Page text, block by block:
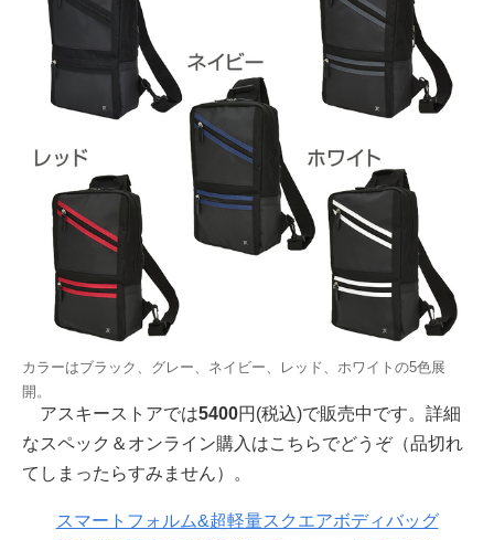
カラーはブラック、グレー、ネイビー、レッド、ホワイトの5色展
開。
アスキーストアでは5400円(税込)で販売中です。詳細
なスペック＆オンライン購入はこちらでどうぞ（品切れ
てしまったらすみません）。
スマートフォルム&超軽量スクエアボディバッグ